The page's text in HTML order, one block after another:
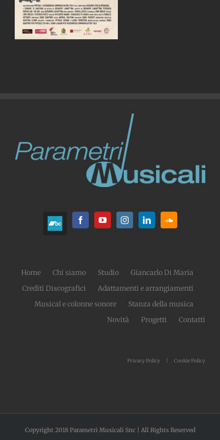
Home Chi siamo Studio
Giancarlo Di Maria
Crediti Discografici
Adattamenti e arrangiamenti
Musical e colonne sonore
Stanza della musica
Novità
Progetti Contatti
Privacy Policy Cookie Policy
Copyright 2018 Parametri Musicali Snc | All Rights Reserved